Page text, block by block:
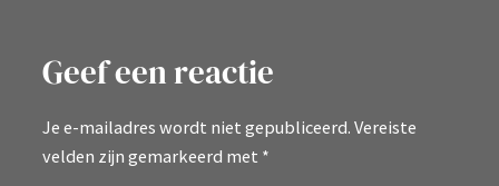
Geef een reactie
Je e-mailadres wordt niet gepubliceerd. Vereiste
velden zijn gemarkeerd met *